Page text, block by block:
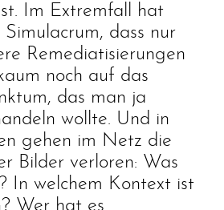
Im Extremfall hat
dass nur
Remediatisierungen
noch auf das
das man ja
wollte. Und in
gehen im Netz die
Bilder verloren: Was
In welchem Kontext ist
Wer hat es